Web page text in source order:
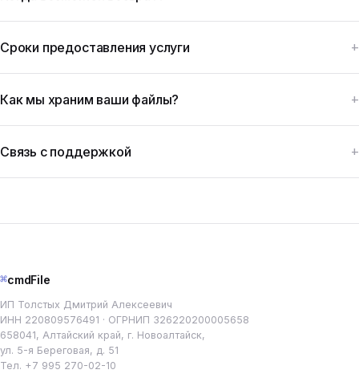
Сроки предоставления услуги
Как мы храним ваши файлы?
Связь с поддержкой
⌘cmdFile
ИП Толстых Дмитрий Алексеевич
ИНН 220809576491 · ОГРНИП 326220200005658
658041, Алтайский край, г. Новоалтайск,
ул. 5-я Береговая, д. 51
Тел. +7 995 270-02-10